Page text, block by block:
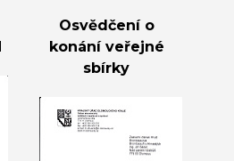
Osvědčení o
konání veřejné
sbírky